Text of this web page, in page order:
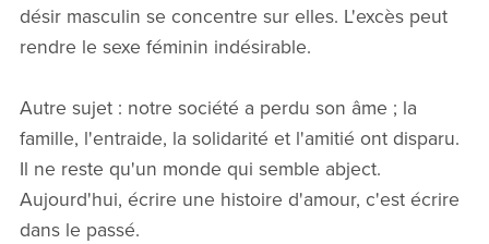
désir masculin se concentre sur elles. L'excès peut
rendre le sexe féminin indésirable.
Autre sujet : notre société a perdu son âme ; la
famille, l'entraide, la solidarité et l'amitié ont disparu.
Il ne reste qu'un monde qui semble abject.
Aujourd'hui, écrire une histoire d'amour, c'est écrire
dans le passé.